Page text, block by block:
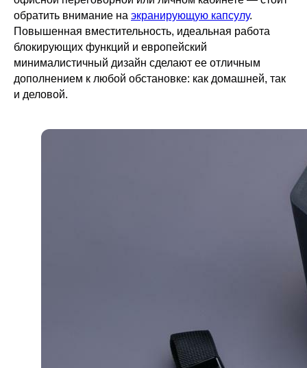
обратить внимание на экранирующую капсулу.
Повышенная вместительность, идеальная работа
блокирующих функций и европейский
минималистичный дизайн сделают ее отличным
дополнением к любой обстановке: как домашней, так
и деловой.
Бизнесу
Доставка
Гарантия и возврат
ПОКУПАТЕЛЯМ